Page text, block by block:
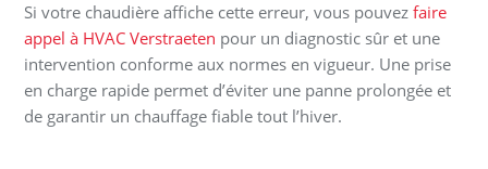
Si votre chaudière affiche cette erreur, vous pouvezfaire
appel à HVAC Verstraeten pour un diagnostic sûr et une
intervention conforme aux normes en vigueur. Une prise
en charge rapide permet d’éviter une panne prolongée et
de garantir un chauffage fiable tout l’hiver.